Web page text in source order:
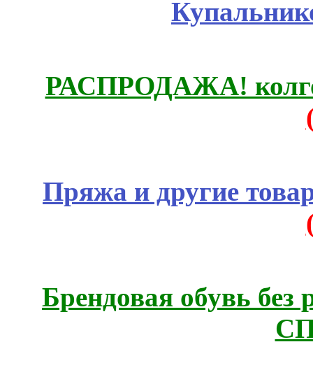
РАСПРОДАЖА!
Пряжа и другие
Брендовая обувь без